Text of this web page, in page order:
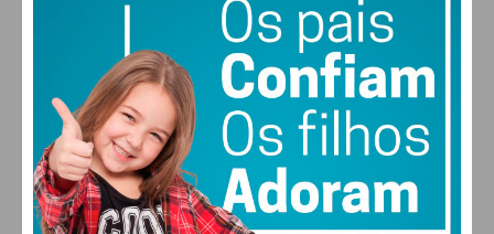
DOM SEG
30°
TER
31
QUA